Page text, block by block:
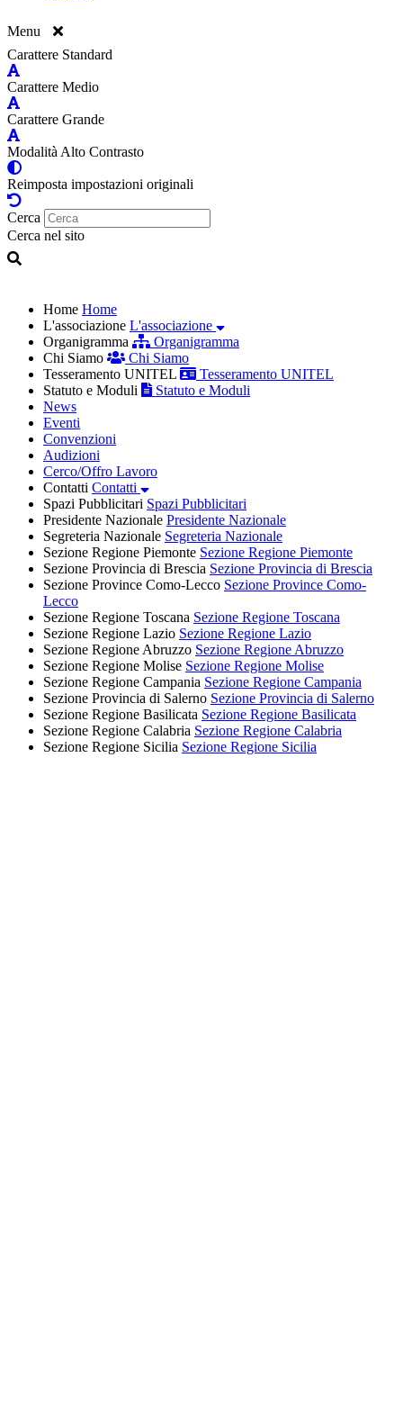
Menu
Carattere Standard
Carattere Medio
Carattere Grande
Modalità Alto Contrasto
Reimposta impostazioni originali
Cerca
Cerca nel sito
Home Home
L'associazione L'associazione
Organigramma
Organigramma
Chi Siamo
Chi Siamo
Tesseramento UNITEL
Tesseramento UNITEL
Statuto e Moduli
Statuto e Moduli
News
Eventi
Convenzioni
Audizioni
Cerco/Offro Lavoro
Contatti Contatti
Spazi Pubblicitari Spazi Pubblicitari
Presidente Nazionale Presidente Nazionale
Segreteria Nazionale Segreteria Nazionale
Sezione Regione Piemonte Sezione Regione Piemonte
Sezione Provincia di Brescia Sezione Provincia di Brescia
Sezione Province Como-Lecco Sezione Province Como-
Lecco
Sezione Regione Toscana Sezione Regione Toscana
Sezione Regione Lazio Sezione Regione Lazio
Sezione Regione Abruzzo Sezione Regione Abruzzo
Sezione Regione Molise Sezione Regione Molise
Sezione Regione Campania Sezione Regione Campania
Sezione Provincia di Salerno Sezione Provincia di Salerno
Sezione Regione Basilicata Sezione Regione Basilicata
Sezione Regione Calabria Sezione Regione Calabria
Sezione Regione Sicilia Sezione Regione Sicilia